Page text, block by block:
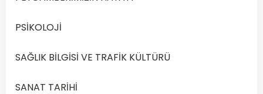
İşletme
Dersi
Yılı
PSİKOLOJİ
SAĞLIK BİLGİSİ VE TRAFİK KÜLTÜRÜ
SANAT TARİHİ